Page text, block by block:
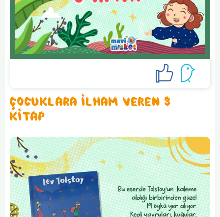
ÇOCUKLARA İLHAM VEREN 3
KİTAP